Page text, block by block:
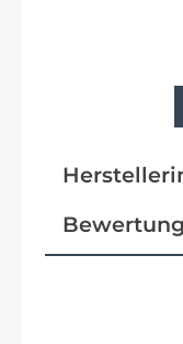
Technology,